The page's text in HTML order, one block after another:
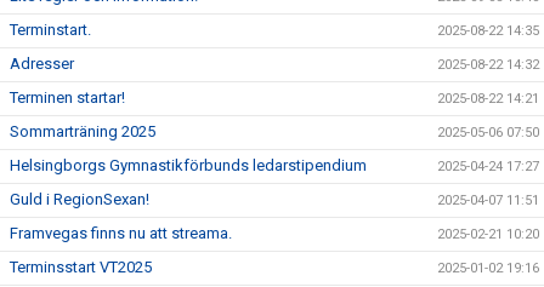
Terminstart. 2025-08-22 14:35
Adresser 2025-08-22 14:32
Terminen startar! 2025-08-22 14:21
Sommarträning 2025 2025-05-06 07:50
Helsingborgs Gymnastikförbunds ledarstipendium 2025-04-24 17:27
Guld i RegionSexan! 2025-04-07 11:51
Framvegas finns nu att streama. 2025-02-21 10:20
Terminsstart VT2025 2025-01-02 19:16